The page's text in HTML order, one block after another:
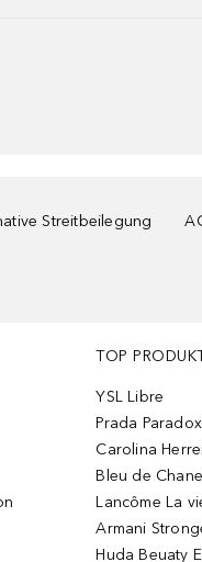
Streitbeilegung
TOP
YSL Libre
Prada
Carolina
Bleu de Chanel
Lancôme La
Armani
Huda Beuaty